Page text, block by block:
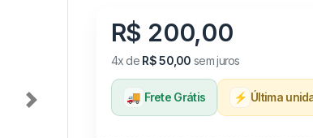
Next
R$ 200,00
4x de R$ 50,00 sem juros
🚚 Frete Grátis ⚡ Última